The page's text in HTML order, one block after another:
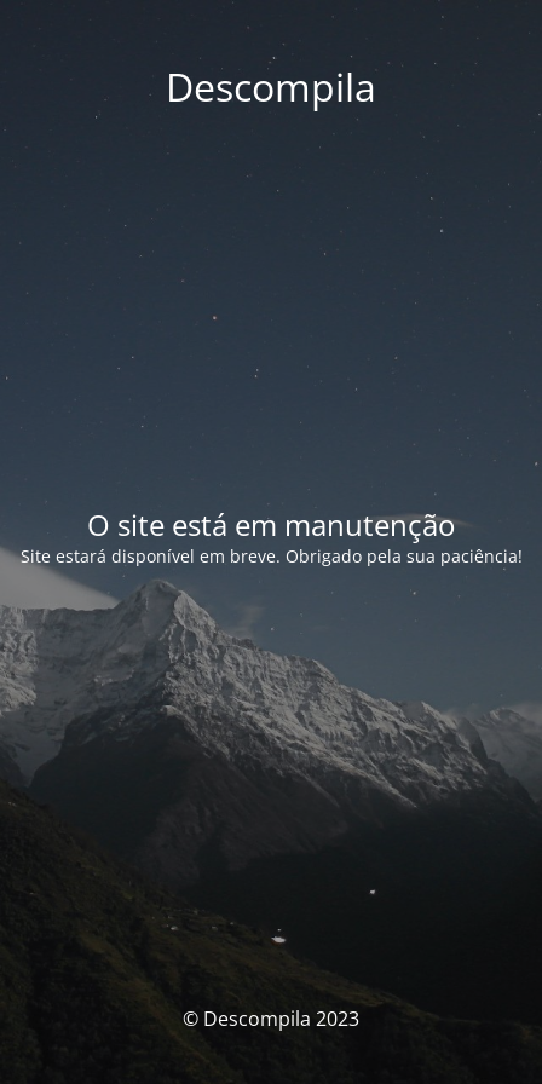
Descompila
O site está em manutenção
Site estará disponível em breve. Obrigado pela sua paciência!
© Descompila 2023